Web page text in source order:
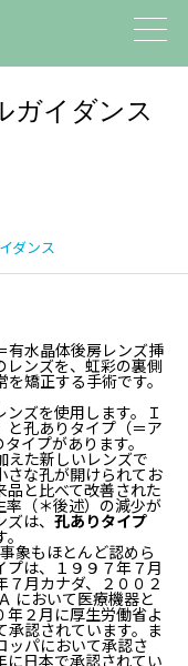
ガイダンス
ダンス
有水晶体後房レンズ挿
レンズを、虹彩の裏側
矯正する手術です。
ズを使用します。Ｉ
と孔ありタイプ（＝ア
イプがあります。
えた新しいレンズで
さな孔が開けられてお
品と比べて改善された
率（＊後述）の減少が
は、 孔ありタイプ
象もほとんど認めら
は、１９９７年７月
月カナダ、２００２
において医療機器と
年２月に厚生労働省よ
承認されています。ま
ッパにおいて承認さ
に日本で承認されてい